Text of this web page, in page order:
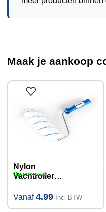
Maak je aankoop
Nylon
Vachtroller
Beugel
Vanaf4.99 Incl BTW
Op voorraad